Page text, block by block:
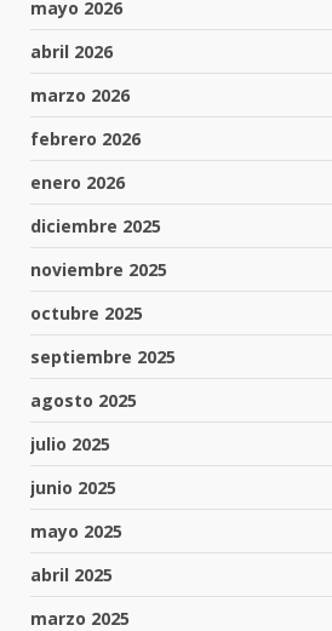
mayo 2026
abril 2026
marzo 2026
febrero 2026
enero 2026
diciembre 2025
noviembre 2025
octubre 2025
septiembre 2025
agosto 2025
julio 2025
junio 2025
mayo 2025
abril 2025
marzo 2025